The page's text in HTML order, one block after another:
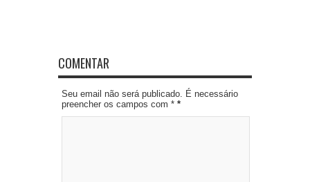
COMENTAR
Seu email não será publicado. É necessário
preencher os campos com * *